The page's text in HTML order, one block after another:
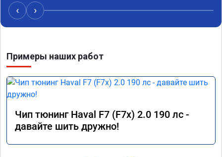
‹ ›
Примеры наших работ
Чип тюнинг Haval F7 (F7x) 2.0 190 лс -
давайте шить дружно!